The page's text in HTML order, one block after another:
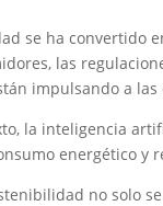
se ha convertido
las
impulsando a
la inteligencia
energético y
no solo